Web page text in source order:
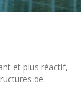
et plus réactif,
de